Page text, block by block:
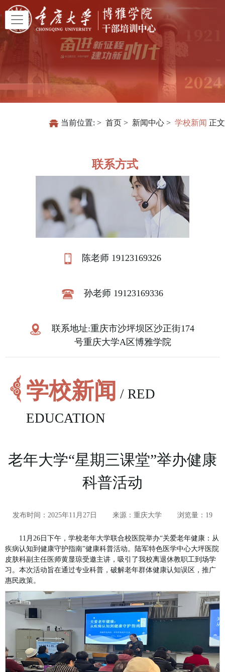
当前位置: 首页 新闻中心 学校新闻 正文
联系方式
陈老师 19123169326
孙老师 19123169336
联系地址:重庆市沙坪坝区沙正街174
号重庆大学A区博雅学院
学校新闻 / RED
EDUCATION
老年大学“星期三课堂”举办健康
科普活动
发布时间：2025年11月27日 来源：重庆大学 浏览量： 19
11月26日下午，学校老年大学联合校医院举办“关爱老年健康：从
疾病认知到健康守护指南”健康科普活动。陆军特色医学中心大坪医院
皮肤科副主任医师黄显琼受邀主讲，吸引了我校离退休教职工到场学
习。本次活动旨在通过专业科普，破解老年群体健康认知误区，推广
惠民政策。